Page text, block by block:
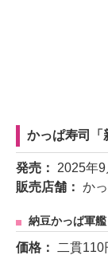
かっぱ寿司「
発売： 2025年9
販売店舗： か
納豆かっぱ軍艦
価格：
二貫110